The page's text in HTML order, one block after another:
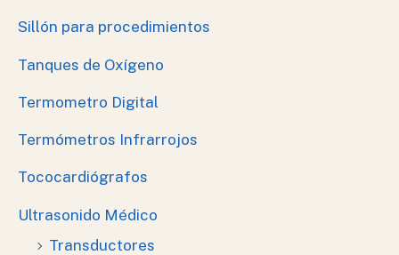
Sillón para procedimientos
Tanques de Oxígeno
Termometro Digital
Termómetros Infrarrojos
Tococardiógrafos
Ultrasonido Médico
Transductores